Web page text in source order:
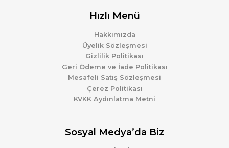
Hızlı Menü
Hakkımızda
Üyelik Sözleşmesi
Gizlilik Politikası
Geri Ödeme ve İade Politikası
Mesafeli Satış Sözleşmesi
Çerez Politikası
KVKK Aydınlatma Metni
Sosyal Medya’da Biz